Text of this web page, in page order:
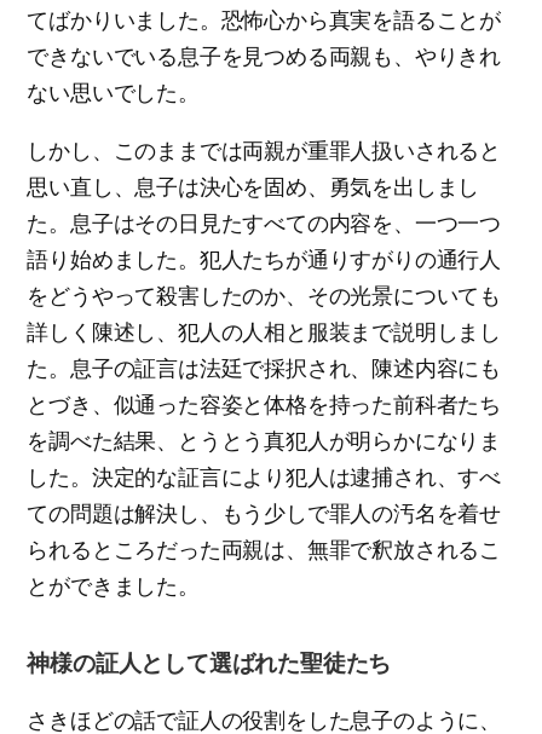
てばかりいました。恐怖心から真実を語ることが
できないでいる息子を見つめる両親も、やりきれ
ない思いでした。
しかし、このままでは両親が重罪人扱いされると
思い直し、息子は決心を固め、勇気を出しまし
た。息子はその日見たすべての内容を、一つ一つ
語り始めました。犯人たちが通りすがりの通行人
をどうやって殺害したのか、その光景についても
詳しく陳述し、犯人の人相と服装まで説明しまし
た。息子の証言は法廷で採択され、陳述内容にも
とづき、似通った容姿と体格を持った前科者たち
を調べた結果、とうとう真犯人が明らかになりま
した。決定的な証言により犯人は逮捕され、すべ
ての問題は解決し、もう少しで罪人の汚名を着せ
られるところだった両親は、無罪で釈放されるこ
とができました。
神様の証人として選ばれた聖徒たち
さきほどの話で証人の役割をした息子のように、